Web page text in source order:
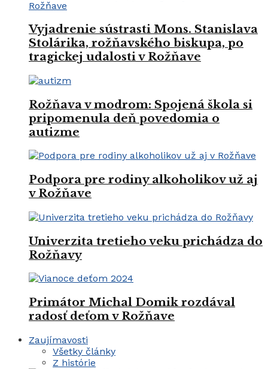
Vyjadrenie sústrasti Mons. Stanislava
Stolárika, rožňavského biskupa, po
tragickej udalosti v Rožňave
Rožňava v modrom: Spojená škola si
pripomenula deň povedomia o
autizme
Podpora pre rodiny alkoholikov už aj
v Rožňave
Univerzita tretieho veku prichádza do
Rožňavy
Primátor Michal Domik rozdával
radosť deťom v Rožňave
Zaujímavosti
Všetky články
Z histórie